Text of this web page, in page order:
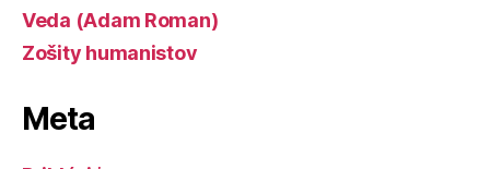
Veda (Adam Roman)
Zošity humanistov
Meta